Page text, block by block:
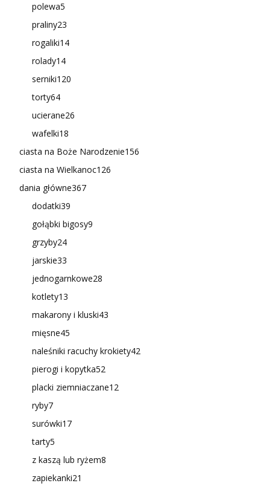
polewa5
praliny23
rogaliki14
rolady14
serniki120
torty64
ucierane26
wafelki18
ciasta na Boże Narodzenie156
ciasta na Wielkanoc126
dania główne367
dodatki39
gołąbki bigosy9
grzyby24
jarskie33
jednogarnkowe28
kotlety13
makarony i kluski43
mięsne45
naleśniki racuchy krokiety42
pierogi i kopytka52
placki ziemniaczane12
ryby7
surówki17
tarty5
z kaszą lub ryżem8
zapiekanki21